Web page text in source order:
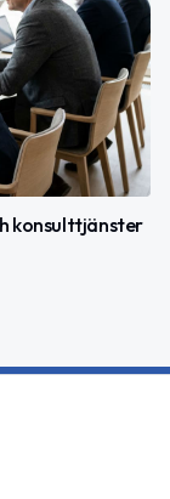
konsulttjänster